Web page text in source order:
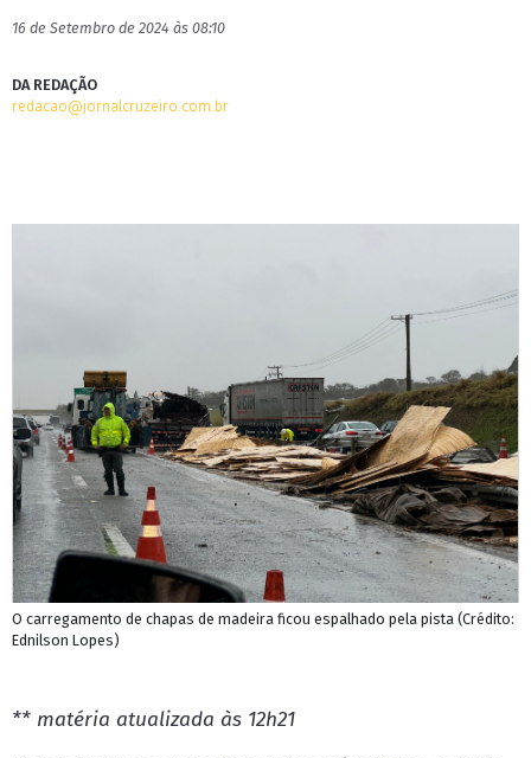
16 de Setembro de 2024 às 08:10
DA REDAÇÃO
redacao@jornalcruzeiro.com.br
O carregamento de chapas de madeira ficou espalhado pela pista (Crédito:
Ednilson Lopes)
** matéria atualizada às 12h21